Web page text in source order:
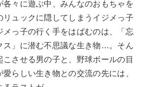
各々に遊ぶ中、みんなのおもちゃを
リュックに隠してしまうイジメっ子
メっ子の行く手をはばむのは、「忘
ス」に潜む不思議な生き物…。そん
こさせる男の子と、野球ボールの目
らしい生き物との交流の先には、